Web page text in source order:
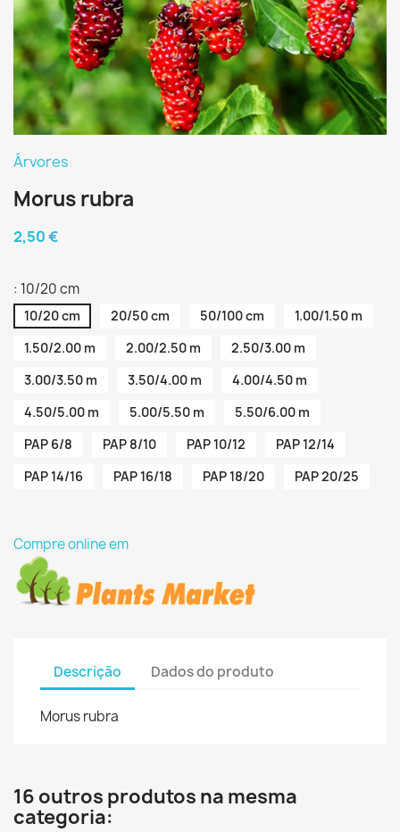
Árvores
Morus rubra
2,50 €
: 10/20 cm
10/20 cm 20/50 cm 50/100 cm
1.00/1.50 m
1.50/2.00 m
2.00/2.50 m
2.50/3.00 m
3.00/3.50 m
3.50/4.00 m
4.00/4.50 m
4.50/5.00 m
5.00/5.50 m
5.50/6.00 m
PAP 6/8
PAP 8/10 PAP 10/12
PAP 12/14
PAP 14/16
PAP 16/18 PAP 18/20 PAP 20/25
Compre online em
Descrição Dados do produto
Morus rubra
16 outros produtos na mesma
categoria: